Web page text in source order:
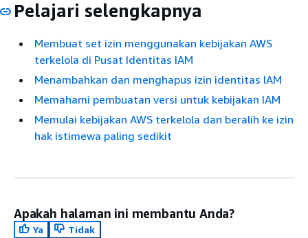
Pelajari selengkapnya
Membuat set izin menggunakan kebijakan AWS
terkelola di Pusat Identitas IAM
Menambahkan dan menghapus izin identitas IAM
Memahami pembuatan versi untuk kebijakan IAM
Memulai kebijakan AWS terkelola dan beralih ke izin
hak istimewa paling sedikit
Apakah halaman ini membantu Anda?
Ya
Tidak